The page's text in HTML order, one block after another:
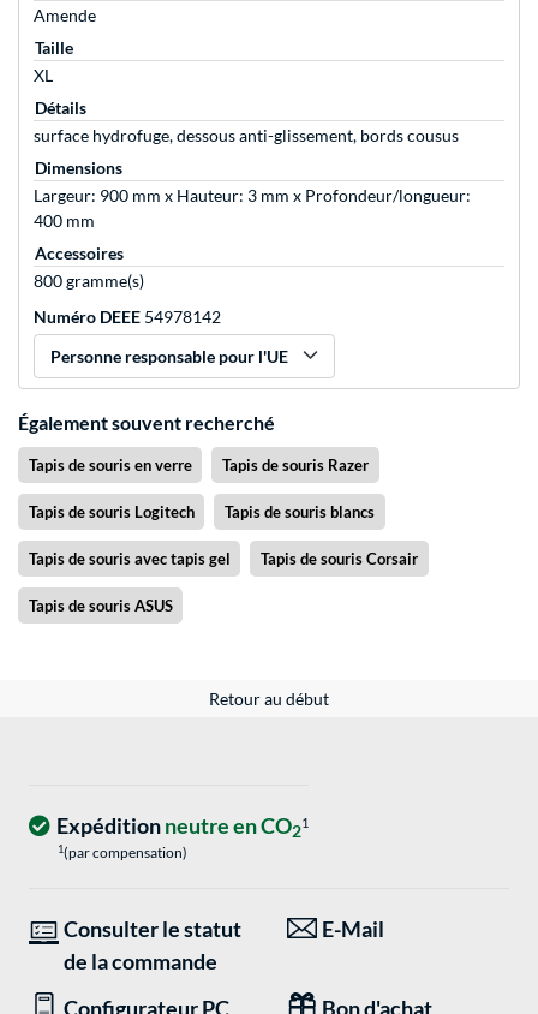
Amende
Taille
XL
Détails
surface hydrofuge, dessous anti-glissement, bords cousus
Dimensions
Largeur: 900 mm x Hauteur: 3 mm x Profondeur/longueur:
400 mm
Accessoires
800 gramme(s)
Numéro DEEE 54978142
Personne responsable pour l'UE
Également souvent recherché
Tapis de souris en verre Tapis de souris Razer
Tapis de souris Logitech Tapis de souris blancs
Tapis de souris avec tapis gel Tapis de souris Corsair
Tapis de souris ASUS
Retour au début
Expéditionneutre en CO21
1(par compensation)
Consulter le statut
de la commande
E-Mail
Configurateur PC Bon d'achat